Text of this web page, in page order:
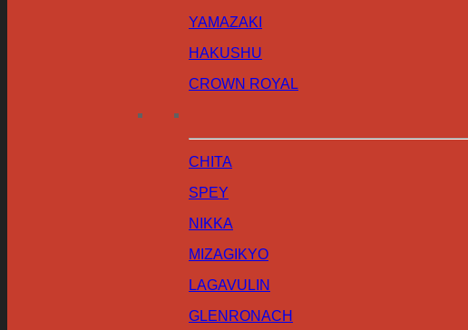
YAMAZAKI
HAKUSHU
CROWN ROYAL
CHITA
SPEY
NIKKA
MIZAGIKYO
LAGAVULIN
GLENRONACH